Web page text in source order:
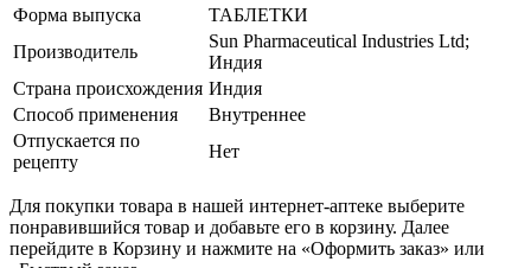
Форма выпуска
ТАБЛЕТКИ
Производитель
Sun Pharmaceutical Industries Ltd;
Индия
Страна происхождения Индия
Способ применения
Внутреннее
Отпускается по
рецепту
Нет
Для покупки товара в нашей интернет-аптеке выберите
понравившийся товар и добавьте его в корзину. Далее
перейдите в Корзину и нажмите на «Оформить заказ» или